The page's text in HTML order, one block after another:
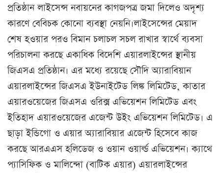
প্রতিষ্ঠান লাইসেন্স নবায়নের কাগজপত্র জমা দিলেও অদৃশ্য
কারণে বেবিচক কোনো ব্যবস্থা নেয়নি।লাইসেন্সের মেয়াদ
শেষ হওয়ার পরও বিমান চলাচল সচল রাখার স্বার্থে ব্যবসা
পরিচালনা করছে একাধিক বিদেশি এয়ারলাইন্সের স্থানীয়
জিএসএ প্রতিষ্ঠান। এর মধ্যে রয়েছে সৌদি অ্যারাবিয়ান
এয়ারলাইন্সের জিএসএ ইউনাইটেড লিঙ্ক লিমিটেড, কাতার
এয়ারওয়েজের জিএসএ ওরিক্স এভিয়েশন লিমিটেড এবং
ইতিহাদ এয়ারওয়েজের এজেন্ট উইং এভিয়েশন লিমিটেড। এ
ছাড়া ইন্ডিগো ও এয়ার অ্যারাবিয়ার এজেন্ট হিসেবে কাজ
করছে আরএএস হলিডেজ ও ওয়ান ওয়ার্ল্ড এভিয়েশন। ক্যাথে
প্যাসিফিক ও মালিন্দো (বাটিক এয়ার) এয়ারলাইন্সের